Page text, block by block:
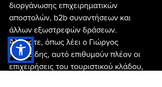
διοργάνωσης επιχειρηματικών
αποστολών, b2b συναντήσεων και
άλλων εξωστρεφών δράσεων.
Άλλωστε, όπως λέει ο Γιώργος
Παλησίδης, αυτό επιθυμούν πλέον οι
επιχειρήσεις του τουριστικού κλάδου,